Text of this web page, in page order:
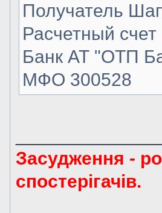
Получатель
Расчетный
Банк АТ "ОТП
МФО 300528
Засудження -
спостерігачів.